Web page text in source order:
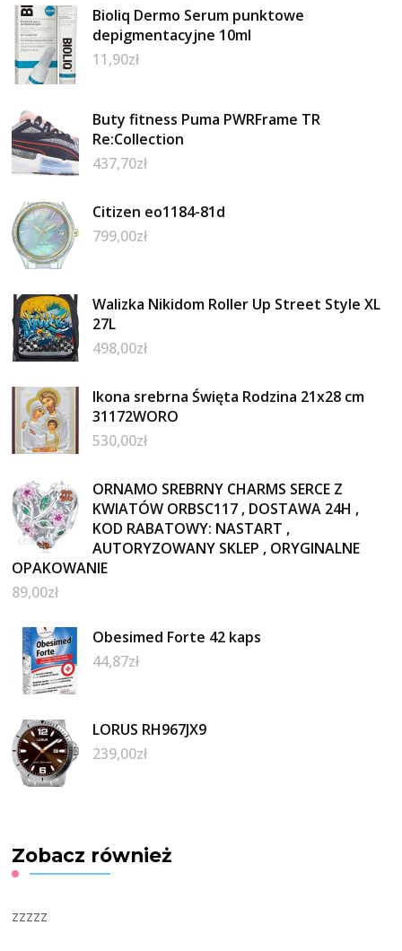
Bioliq Dermo Serum punktowe
depigmentacyjne 10ml
11,90zł
Buty fitness Puma PWRFrame TR
Re:Collection
437,70zł
Citizen eo1184-81d
799,00zł
Walizka Nikidom Roller Up Street Style XL
27L
498,00zł
Ikona srebrna Święta Rodzina 21x28 cm
31172WORO
530,00zł
ORNAMO SREBRNY CHARMS SERCE Z
KWIATÓW ORBSC117 , DOSTAWA 24H ,
KOD RABATOWY: NASTART ,
AUTORYZOWANY SKLEP , ORYGINALNE
OPAKOWANIE
89,00zł
Obesimed Forte 42 kaps
44,87zł
LORUS RH967JX9
239,00zł
Zobacz również
zzzzz